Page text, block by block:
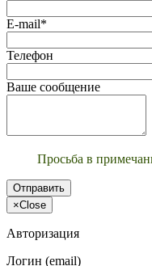
E-mail*
Телефон
Ваше сообщение
Просьба в
Отправить
×Close
Авторизация
Логин (email)